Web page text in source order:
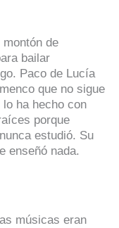
de
bailar
Paco de Lucía
que no sigue
lo ha hecho con
porque
estudió. Su
enseñó nada.
músicas eran